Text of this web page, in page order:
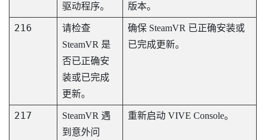
驱动程序。
版本。
216
请检查
SteamVR 是
否已正确安
装或已完成
更新。
确保 SteamVR 已正确安装或
已完成更新。
217 SteamVR 遇
到意外问
重新启动 VIVE Console。